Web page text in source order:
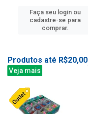
Faça seu login ou
cadastre-se para
comprar.
Produtos até R$20,00
Veja mais